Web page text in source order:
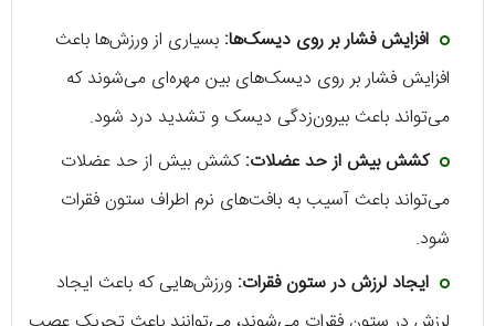
افزایش فشار بر روی دیسک‌ها: بسیاری از ورزش‌ها باعث
افزایش فشار بر روی دیسک‌های بین مهره‌ای می‌شوند که
می‌تواند باعث بیرون‌زدگی دیسک و تشدید درد شود.
کشش بیش از حد عضلات:کشش بیش از حد عضلات
می‌تواند باعث آسیب به بافت‌های نرم اطراف ستون فقرات
شود.
ایجاد لرزش در ستون فقرات: ورزش‌هایی که باعث ایجاد